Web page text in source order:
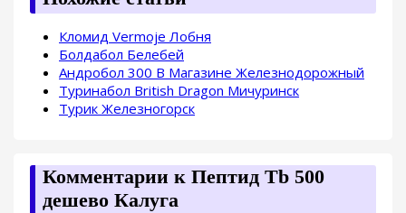
Кломид Vermoje Лобня
Болдабол Белебей
Андробол 300 В Магазине Железнодорожный
Туринабол British Dragon Мичуринск
Турик Железногорск
Комментарии к Пептид Tb 500
дешево Калуга